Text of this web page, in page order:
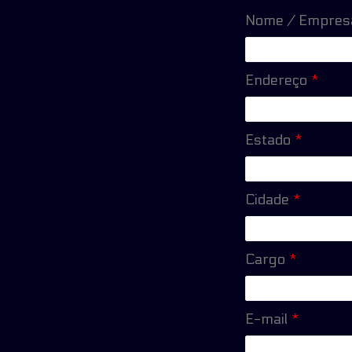
Nome /
Endereço *
Estado *
Cidade *
Cargo *
E-mail *